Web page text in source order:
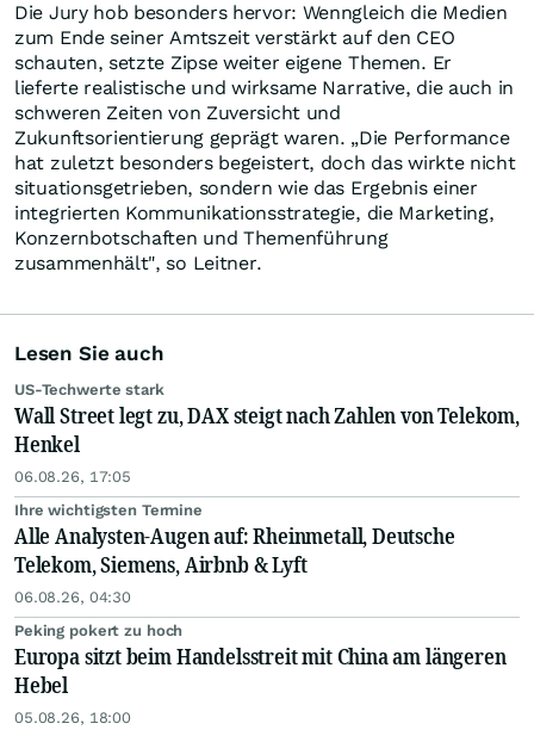
Die Jury hob besonders hervor: Wenngleich die Medien
zum Ende seiner Amtszeit verstärkt auf den CEO
schauten, setzte Zipse weiter eigene Themen. Er
lieferte realistische und wirksame Narrative, die auch in
schweren Zeiten von Zuversicht und
Zukunftsorientierung geprägt waren. „Die Performance
hat zuletzt besonders begeistert, doch das wirkte nicht
situationsgetrieben, sondern wie das Ergebnis einer
integrierten Kommunikationsstrategie, die Marketing,
Konzernbotschaften und Themenführung
zusammenhält", so Leitner.
Lesen Sie auch
US-Techwerte stark
Wall Street legt zu, DAX steigt nach Zahlen von Telekom,
Henkel
06.08.26, 17:05
Ihre wichtigsten Termine
Alle Analysten-Augen auf: Rheinmetall, Deutsche
Telekom, Siemens, Airbnb & Lyft
06.08.26, 04:30
Peking pokert zu hoch
Europa sitzt beim Handelsstreit mit China am längeren
Hebel
05.08.26, 18:00